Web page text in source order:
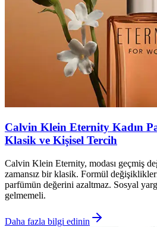
Calvin Klein Eternity Kadın
Klasik ve Kişisel Tercih
Calvin Klein Eternity, modası geçmiş
zamansız bir klasik. Formül
parfümün değerini azaltmaz. Sosyal
gelmemeli.
Daha fazla bilgi edinin